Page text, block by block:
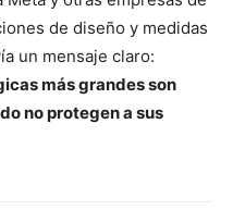
de diseño y medidas
un mensaje claro:
más grandes son
no protegen a sus